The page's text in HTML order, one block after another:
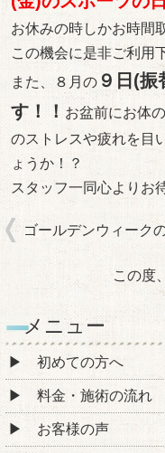
お休みの時しかお時間
この機会に是非ご利用
また、８月の ９日(振
す！！ お盆前にお体
のストレスや疲れを目
ょうか！？
スタッフ一同心よりお
ゴールデンウィーク
この度
メニュー
初めての方へ
料金・施術の流れ
お客様の声